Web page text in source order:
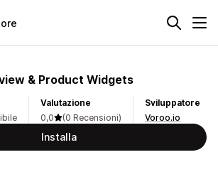
& Product Widgets
Valutazione
0,0
(0 Recensioni)
Sviluppatore
Voroo.io
Installa